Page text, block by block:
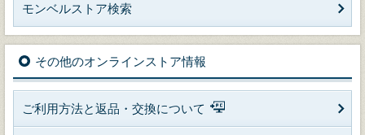
モンベルストア検索
その他のオンラインストア情報
ご利用方法と返品・交換について